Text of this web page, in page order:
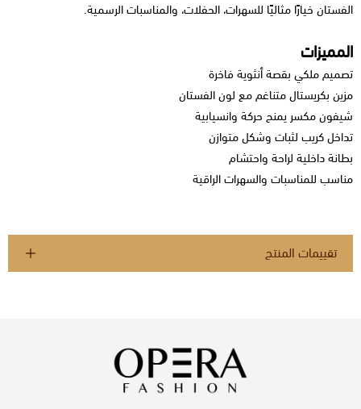
الفستان خيارًا مثاليًا للسهرات، الحفلات، والمناسبات الرسمية.
المميزات
تصميم ملكي بقصة أنثوية فاخرة
مزين بكريستال متناغم مع لون الفستان
شيفون مكسر يمنح حركة وانسيابية
تداخل كريب لثبات وشكل متوازن
بطانة داخلية لراحة واحتشام
مناسب للمناسبات والسهرات الراقية
تقييمات المنتج